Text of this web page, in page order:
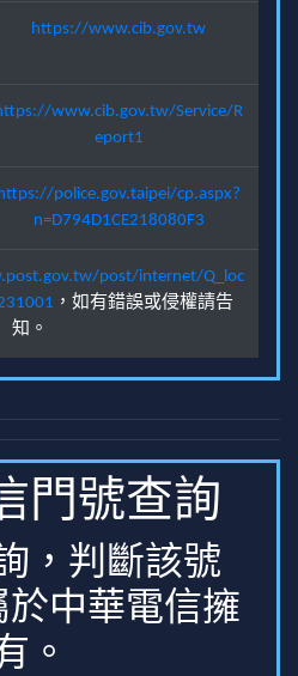
https://www.cib.gov.tw
www.cib.gov.tw/Service/R
eport1
police.gov.taipei/cp.aspx?
n=D794D1CE218080F3
post/internet/Q_loc
，如有錯誤或侵權請告
知。
門號查詢
，判斷該號
中華電信擁
。